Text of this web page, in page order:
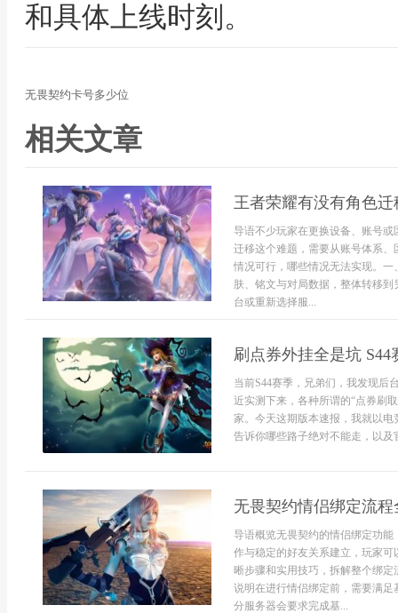
和具体上线时刻。
无畏契约卡号多少位
相关文章
王者荣耀有没有角色迁
导语不少玩家在更换设备、账号
迁移这个难题，需要从账号体系
情况可行，哪些情况无法实现。
肤、铭文与对局数据，整体转移
台或重新选择服...
刷点券外挂全是坑
当前S44赛季，兄弟们，我发现后
近实测下来，各种所谓的“点券刷
家。今天这期版本速报，我就以
告诉你哪些路子绝对不能走，以及
无畏契约情侣绑定流程
导语概览无畏契约的情侣绑定功
作与稳定的好友关系建立，玩家
晰步骤和实用技巧，拆解整个绑
说明在进行情侣绑定前，需要满
分服务器会要求完成基...